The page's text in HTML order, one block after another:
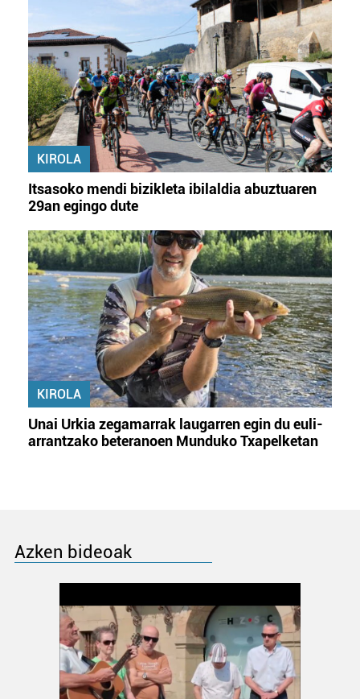
KIROLA
Itsasoko mendi bizikleta ibilaldia abuztuaren
29an egingo dute
KIROLA
Unai Urkia zegamarrak laugarren egin du euli-
arrantzako beteranoen Munduko Txapelketan
Azken bideoak